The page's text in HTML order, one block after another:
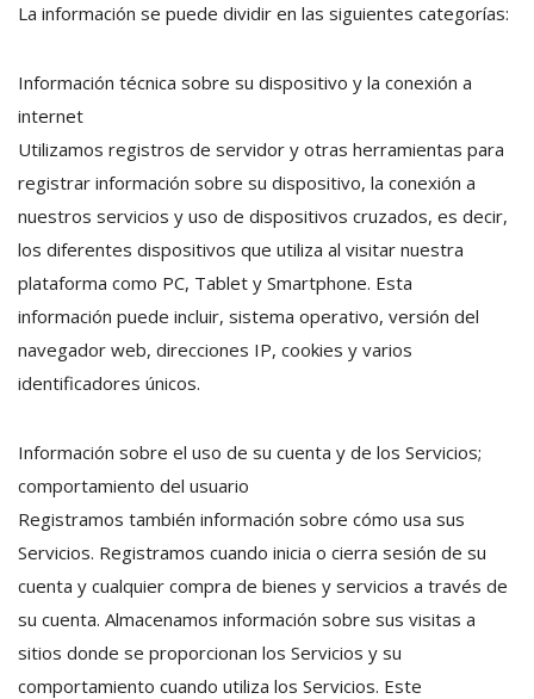
La información se puede dividir en las siguientes categorías:
Información técnica sobre su dispositivo y la conexión a
internet
Utilizamos registros de servidor y otras herramientas para
registrar información sobre su dispositivo, la conexión a
nuestros servicios y uso de dispositivos cruzados, es decir,
los diferentes dispositivos que utiliza al visitar nuestra
plataforma como PC, Tablet y Smartphone. Esta
información puede incluir, sistema operativo, versión del
navegador web, direcciones IP, cookies y varios
identificadores únicos.
Información sobre el uso de su cuenta y de los Servicios;
comportamiento del usuario
Registramos también información sobre cómo usa sus
Servicios. Registramos cuando inicia o cierra sesión de su
cuenta y cualquier compra de bienes y servicios a través de
su cuenta. Almacenamos información sobre sus visitas a
sitios donde se proporcionan los Servicios y su
comportamiento cuando utiliza los Servicios. Este